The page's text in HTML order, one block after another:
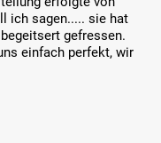
ich sagen..... sie hat
gefressen.
einfach perfekt, wir